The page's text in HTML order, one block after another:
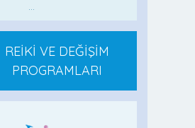
...
REİKİ VE DEĞİŞİM
PROGRAMLARI